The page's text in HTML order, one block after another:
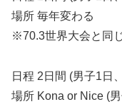
場所 毎年変わる
※70.3世界大会と同
日程 2日間 (男子1日
場所 Kona or Nice (